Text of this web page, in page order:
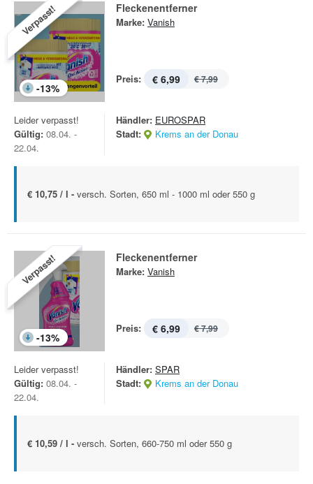
Verpasst!
-13%
Fleckenentferner
Marke: Vanish
Preis: € 6,99 € 7,99
Leider verpasst!
Gültig: 08.04. -
22.04.
Händler: EUROSPAR
Stadt:
Krems an der Donau
€ 10,75 / l - versch. Sorten, 650 ml - 1000 ml oder 550 g
Verpasst!
-13%
Fleckenentferner
Marke: Vanish
Preis: € 6,99 € 7,99
Leider verpasst!
Gültig: 08.04. -
22.04.
Händler: SPAR
Stadt:
Krems an der Donau
€ 10,59 / l - versch. Sorten, 660-750 ml oder 550 g